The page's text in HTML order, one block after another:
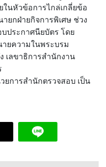
นหัวข้อการไกล่เกลี่ยข้อ
ยกฝ่ายกิจการพิเศษ ช่วง
ประกาศนียบัตร โดย
ายความในพระบรม
เลขาธิการสำนักงาน
การสำนักตรวจสอบ เป็น